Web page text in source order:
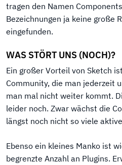
tragen den Namen
Bezeichnungen ja keine große
eingefunden.
WAS STÖRT UNS (NOCH)?
Ein großer Vorteil von Sketch
Community, die man jederzeit
man mal nicht weiter kommt.
leider noch. Zwar wächst die
längst noch nicht so viele
Ebenso ein kleines Manko ist
begrenzte Anzahl an Plugins.